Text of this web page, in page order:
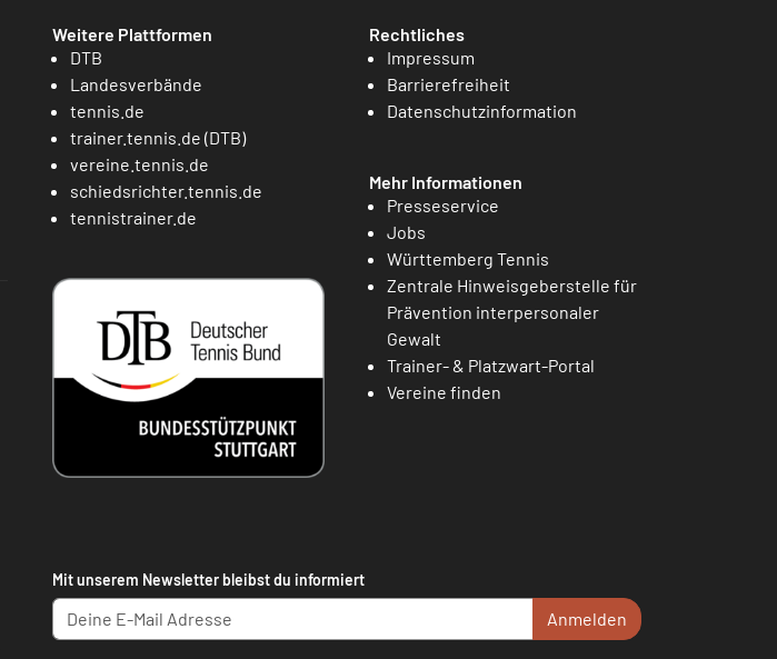
Weitere Plattformen
DTB
Landesverbände
tennis.de
trainer.tennis.de (DTB)
vereine.tennis.de
schiedsrichter.tennis.de
tennistrainer.de
Rechtliches
Impressum
Barrierefreiheit
Datenschutzinformation
Mehr Informationen
Presseservice
Jobs
Württemberg Tennis
Zentrale Hinweisgeberstelle für
Prävention interpersonaler
Gewalt
Trainer- & Platzwart-Portal
Vereine finden
Mit unserem Newsletter bleibst du informiert
Anmelden